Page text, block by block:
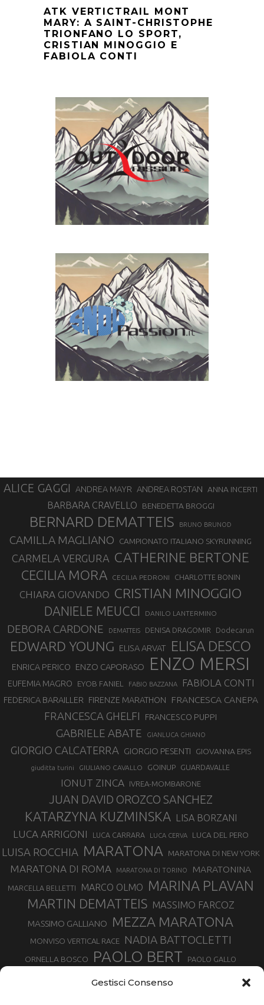
Gestisci Consenso
ATK VERTICTRAIL MONT
MARY: A SAINT-CHRISTOPHE
TRIONFANO LO SPORT,
CRISTIAN MINOGGIO E
FABIOLA CONTI
ALICE GAGGI ANDREA MAYR ANDREA ROSTAN ANNA INCERTI
BARBARA CRAVELLO BENEDETTA BROGGI
BERNARD DEMATTEIS BRUNO BRUNOD
CAMILLA MAGLIANO CAMPIONATO ITALIANO SKYRUNNING
CARMELA VERGURA CATHERINE BERTONE
CECILIA MORA CECILIA PEDRONI CHARLOTTE BONIN
CHIARA GIOVANDO CRISTIAN MINOGGIO
DANIELE MEUCCI DANILO LANTERMINO
DEBORA CARDONE DEMATTEIS DENISA DRAGOMIR Dodecarun
EDWARD YOUNG ELISA ARVAT ELISA DESCO
ENRICA PERICO ENZO CAPORASO ENZO MERSI
EUFEMIA MAGRO EYOB FANIEL FABIO BAZZANA FABIOLA CONTI
FEDERICA BARAILLER FIRENZE MARATHON FRANCESCA CANEPA
FRANCESCA GHELFI FRANCESCO PUPPI
GABRIELE ABATE GIANLUCA GHIANO
GIORGIO CALCATERRA GIORGIO PESENTI GIOVANNA EPIS
giuditta turini GIULIANO CAVALLO GOINUP GUARDAVALLE
IONUT ZINCA IVREA-MOMBARONE
JUAN DAVID OROZCO SANCHEZ
KATARZYNA KUZMINSKA LISA BORZANI
LUCA ARRIGONI LUCA CARRARA LUCA CERVA LUCA DEL PERO
LUISA ROCCHIA MARATONA MARATONA DI NEW YORK
MARATONA DI ROMA MARATONA DI TORINO MARATONINA
MARCELLA BELLETTI MARCO OLMO MARINA PLAVAN
MARTIN DEMATTEIS MASSIMO FARCOZ
MASSIMO GALLIANO MEZZA MARATONA
MONVISO VERTICAL RACE NADIA BATTOCLETTI
ORNELLA BOSCO PAOLO BERT PAOLO GALLO